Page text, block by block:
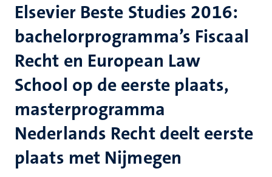
Elsevier Beste Studies 2016:
bachelorprogramma’s Fiscaal
Recht en European Law
School op de eerste plaats,
masterprogramma
Nederlands Recht deelt eerste
plaats met Nijmegen